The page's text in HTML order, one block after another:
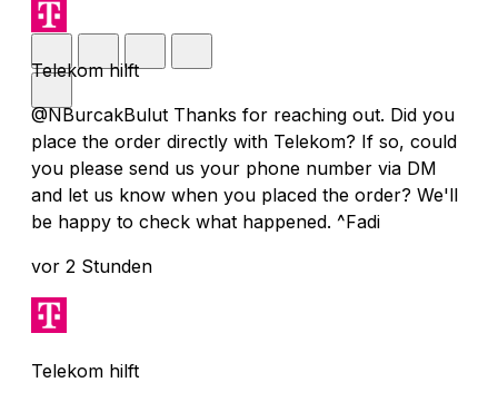
Telekom hilft
@NBurcakBulut Thanks for reaching out. Did you
place the order directly with Telekom? If so, could
you please send us your phone number via DM
and let us know when you placed the order? We'll
be happy to check what happened. ^Fadi
vor 2 Stunden
Telekom hilft